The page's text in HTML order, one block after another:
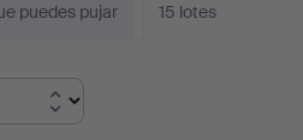
puedes pujar
15 lotes